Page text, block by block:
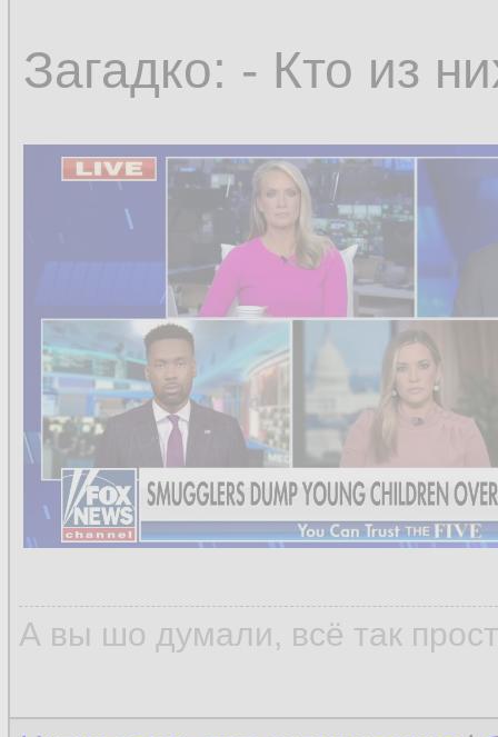
Загадко: - Кто из
А вы шо думали, всё так